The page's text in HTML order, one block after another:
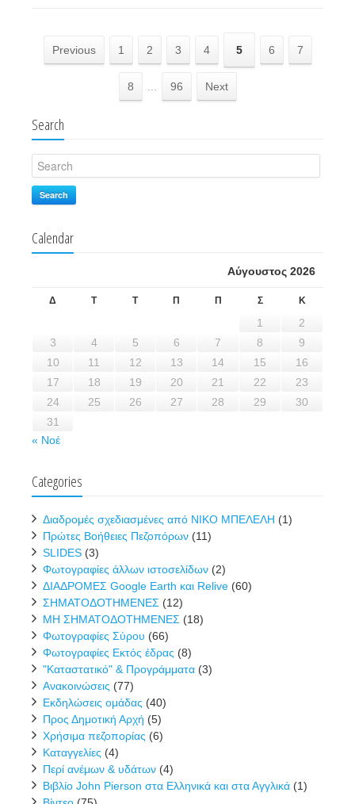
Previous 1 2 3 4 5 6 7
8 ... 96 Next
Search
Search
Calendar
Αύγουστος 2026
Δ Τ Τ Π Π Σ Κ
1
2
3
4 5 6 7 8
9
10
11 12 13 14 15
16
17
18 19 20 21 22
23
24
25 26 27 28 29
30
31
« Νοέ
Categories
Διαδρομές σχεδιασμένες από ΝΙΚΟ ΜΠΕΛΕΛΗ (1)
Πρώτες Βοήθειες Πεζοπόρων (11)
SLIDES (3)
Φωτογραφίες άλλων ιστοσελίδων (2)
ΔΙΑΔΡΟΜΕΣ Google Earth και Relive (60)
ΣΗΜΑΤΟΔΟΤΗΜΕΝΕΣ (12)
ΜΗ ΣΗΜΑΤΟΔΟΤΗΜΕΝΕΣ (18)
Φωτογραφίες Σύρου (66)
Φωτογραφίες Εκτός έδρας (8)
"Καταστατικό" & Προγράμματα (3)
Ανακοινώσεις (77)
Εκδηλώσεις ομάδας (40)
Προς Δημοτική Αρχή (5)
Χρήσιμα πεζοπορίας (6)
Καταγγελίες (4)
Περί ανέμων & υδάτων (4)
Βιβλίο John Pierson στα Ελληνικά και στα Αγγλικά (1)